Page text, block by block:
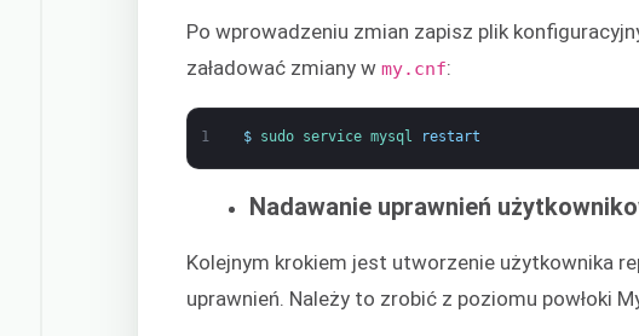
Po wprowadzeniu zmian zapisz plik
załadować zmiany wmy.cnf:
1 $ sudo service mysql restart
Nadawanie uprawnień
Kolejnym krokiem jest utworzenie użytkownika
uprawnień. Należy to zrobić z poziomu powłoki